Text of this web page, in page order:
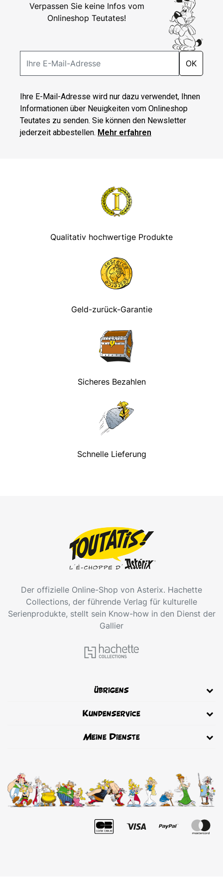
Verpassen Sie keine Infos vom
Onlineshop Teutates!
OK
Ihre E-Mail-Adresse wird nur dazu verwendet, Ihnen
Informationen über Neuigkeiten vom Onlineshop
Teutates zu senden. Sie können den Newsletter
jederzeit abbestellen. Mehr erfahren
Qualitativ hochwertige Produkte
Geld-zurück-Garantie
Sicheres Bezahlen
Schnelle Lieferung
Der offizielle Online-Shop von Asterix. Hachette
Collections, der führende Verlag für kulturelle
Serienprodukte, stellt sein Know-how in den Dienst der
Gallier
übrigens
Kundenservice
Meine Dienste